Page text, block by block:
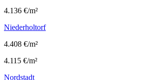
4.136 €/m²
Niederholtorf
4.408 €/m²
4.115 €/m²
Nordstadt